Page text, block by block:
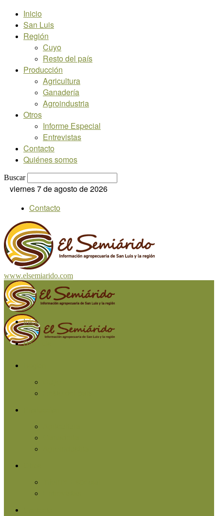
Inicio
San Luis
Región
Cuyo
Resto del país
Producción
Agricultura
Ganadería
Agroindustria
Otros
Informe Especial
Entrevistas
Contacto
Quiénes somos
Buscar
viernes 7 de agosto de 2026
Contacto
www.elsemiarido.com
Inicio
San Luis